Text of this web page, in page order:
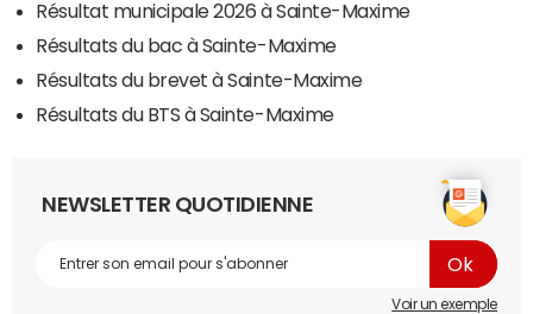
Résultat municipale 2026 à Sainte-Maxime
Résultats du bac à Sainte-Maxime
Résultats du brevet à Sainte-Maxime
Résultats du BTS à Sainte-Maxime
NEWSLETTER QUOTIDIENNE
Voir un exemple